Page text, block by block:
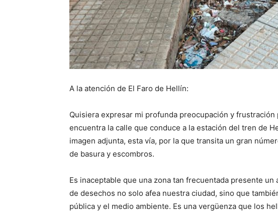
A la atención de El Faro de Hellín:
Quisiera expresar mi profunda preocupación y
encuentra la calle que conduce a la estación del tren de
imagen adjunta, esta vía, por la que transita un gran
de basura y escombros.
Es inaceptable que una zona tan frecuentada presente
de desechos no solo afea nuestra ciudad, sino que
pública y el medio ambiente. Es una vergüenza que los